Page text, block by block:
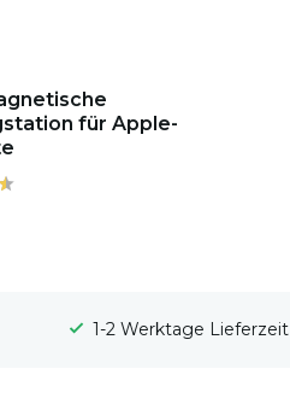
für Apple-
100 Tage Widerrufsrecht